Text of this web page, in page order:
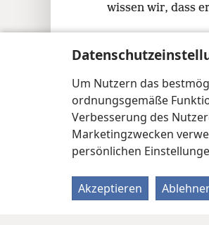
Um Nutzern das
ordnungsgemäße
Verbesserung des
Marketingzwecken
persönlichen
Akzeptieren
wissen wir, dass
Copyright © 2026